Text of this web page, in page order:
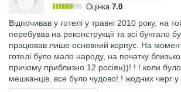
Оцінка 7.0
Відпочивав у готелі у травні 2010 року, на
перебував на реконструкції та всі бунгало
працював лише основний корпус. На момент
готелі було мало народу, на початку близько
причому приблизно 12 росіян))! ! ! коли
мешканців, все було чудово! ! жодних черг у